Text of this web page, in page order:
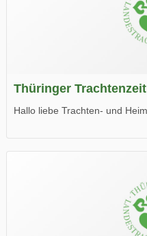
Thüringer
Hallo liebe Trachten- und
Wir wünschen Euch viel Spaß